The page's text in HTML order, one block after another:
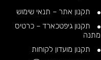
תקנון אתר – תנאי שימוש
תקנון גיפטכארד – כרטיס
מתנה
תקנון מועדון לקוחות